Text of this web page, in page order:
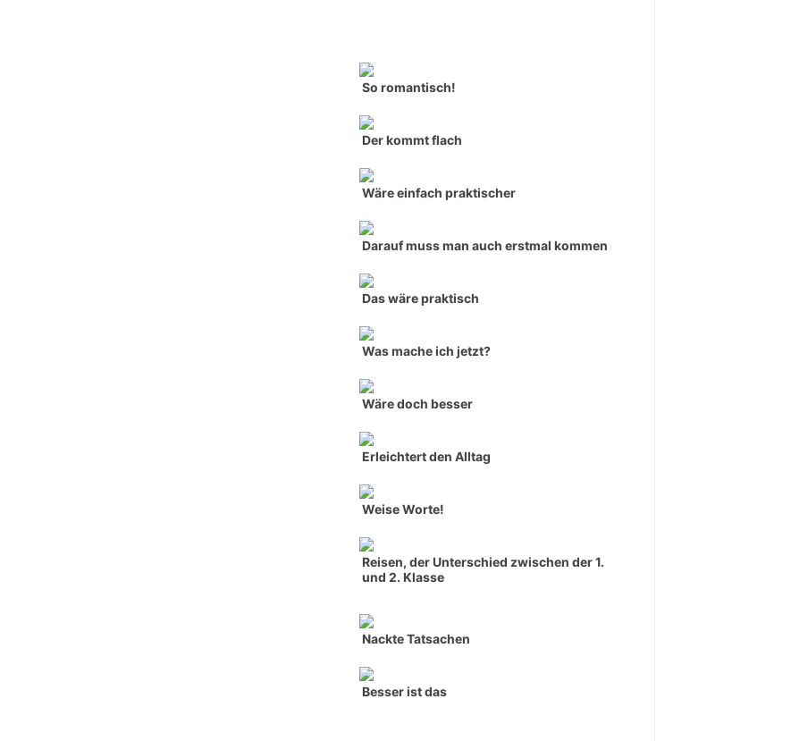
So romantisch!
Der kommt flach
Wäre einfach praktischer
Darauf muss man auch erstmal kommen
Das wäre praktisch
Was mache ich jetzt?
Wäre doch besser
Erleichtert den Alltag
Weise Worte!
Reisen, der Unterschied zwischen der 1.
und 2. Klasse
Nackte Tatsachen
Besser ist das